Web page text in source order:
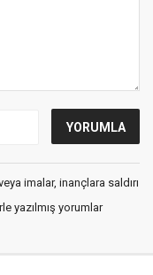
imalar, inançlara saldırı
yazılmış yorumlar